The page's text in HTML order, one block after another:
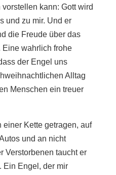
kann: Gott wird
und zu mir. Und er
die Freude über das
Eine wahrlich frohe
der Engel uns
Alltag
Menschen ein treuer
Kette getragen, auf
und an nicht
Verstorbenen taucht er
Ein Engel, der mir